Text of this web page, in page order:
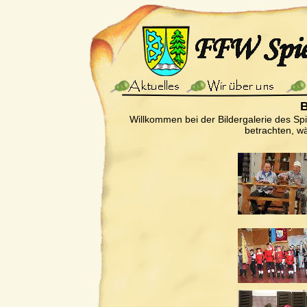
Willkommen bei der Bildergalerie des
betrachten,